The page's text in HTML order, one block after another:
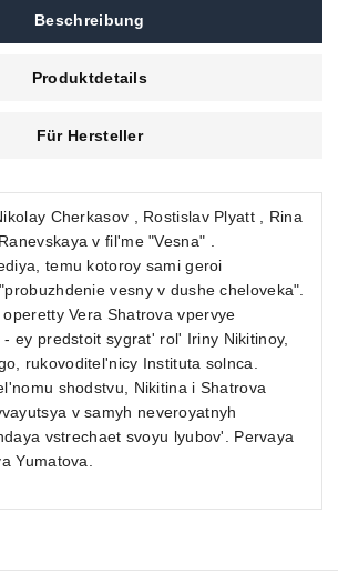
Beschreibung
Produktdetails
Für Hersteller
Cherkasov , Rostislav Plyatt , Rina
v fil'me "Vesna" .
temu kotoroy sami geroi
vesny v dushe cheloveka".
Vera Shatrova vpervye
ey predstoit sygrat' rol' Iriny Nikitinoy,
rukovoditel'nicy Instituta solnca.
shodstvu, Nikitina i Shatrova
v samyh neveroyatnyh
vstrechaet svoyu lyubov'. Pervaya
Yumatova.